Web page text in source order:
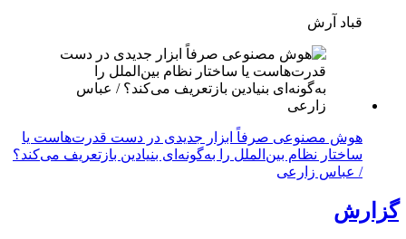
قباد آرش
هوش مصنوعی صرفاً ابزار جدیدی در دست قدرت‌هاست یا
ساختار نظام بین‌الملل را به‌گونه‌ای بنیادین بازتعریف می‌کند؟
/ عباس زارعی
گزارش